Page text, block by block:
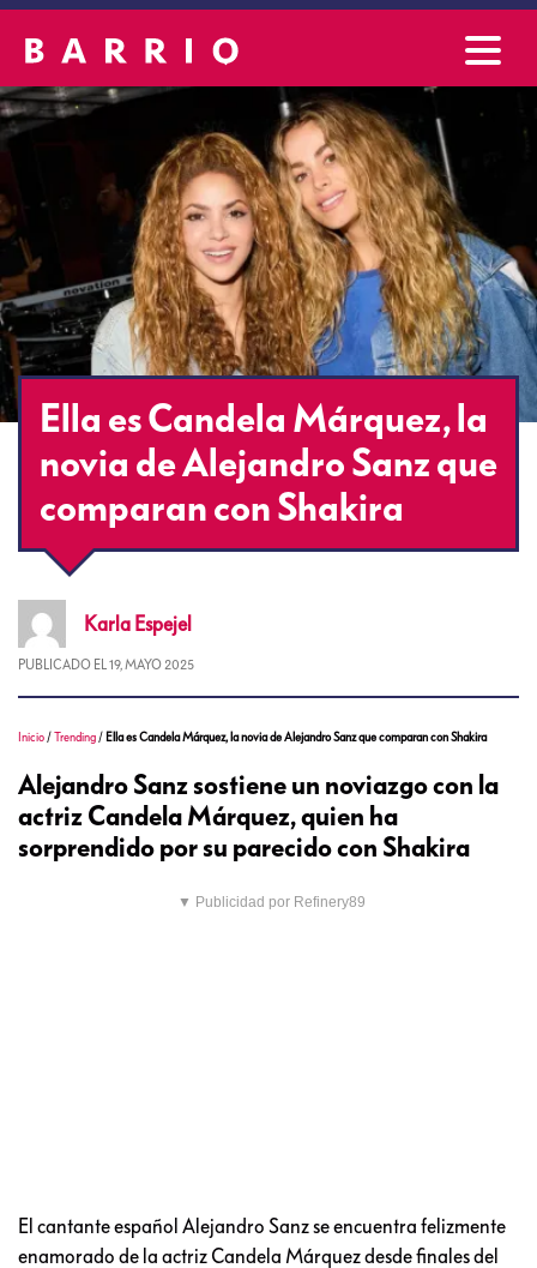
Ella es Candela Márquez, la
novia de Alejandro Sanz que
comparan con Shakira
Karla Espejel
PUBLICADO EL 19, MAYO 2025
Inicio /Trending / Ella es Candela Márquez, la novia de Alejandro Sanz que comparan con Shakira
Alejandro Sanz sostiene un noviazgo con la
actriz Candela Márquez, quien ha
sorprendido por su parecido con Shakira
▼ Publicidad por Refinery89
El cantante español Alejandro Sanz se encuentra felizmente
enamorado de la actriz Candela Márquez desde finales del